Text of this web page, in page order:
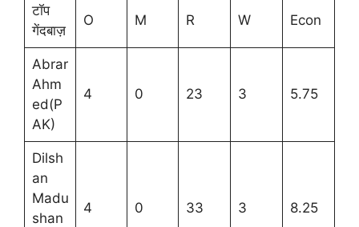
टॉप
गेंदबाज़
O M R W Econ
Abrar
Ahm
ed(P
AK)
4 0 23 3 5.75
Dilsh
an
Madu
shan
4 0 33 3 8.25